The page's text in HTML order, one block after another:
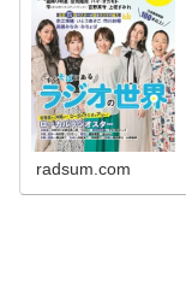
radsum.com